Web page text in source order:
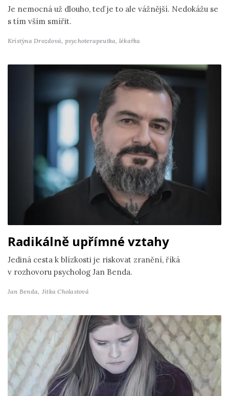
Je nemocná už dlouho, teď je to ale vážnější. Nedokážu se
s tím vším smířit.
Kristýna Drozdová, psychoterapeutka, lékařka
Radikálně upřímné vztahy
Jediná cesta k blízkosti je riskovat zranění, říká
v rozhovoru psycholog Jan Benda.
Jan Benda, Jitka Cholastová